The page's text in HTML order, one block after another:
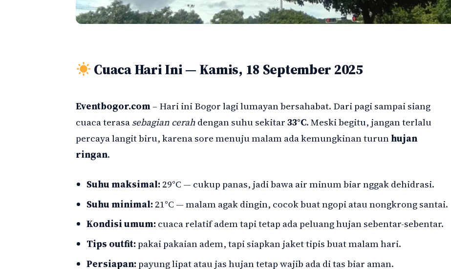
Cuaca Hari Ini — Kamis, 18 September 2025
Eventbogor.com– Hari ini Bogor lagi lumayan bersahabat. Dari pagi sampai siang
cuaca terasasebagian cerahdengan suhu sekitar33°C. Meski begitu, jangan terlalu
percaya langit biru, karena sore menuju malam ada kemungkinan turunhujan
ringan.
Suhu maksimal:29°C — cukup panas, jadi bawa air minum biar nggak dehidrasi.
Suhu minimal:21°C — malam agak dingin, cocok buat ngopi atau nongkrong santai.
Kondisi umum:cuaca relatif adem tapi tetap ada peluang hujan sebentar-sebentar.
Tips outfit:pakai pakaian adem, tapi siapkan jaket tipis buat malam hari.
Persiapan:payung lipat atau jas hujan tetap wajib ada di tas biar aman.